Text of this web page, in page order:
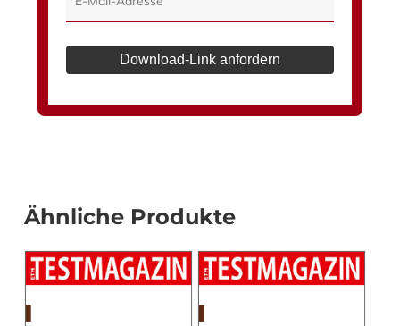
Download-Link anfordern
Ähnliche Produkte